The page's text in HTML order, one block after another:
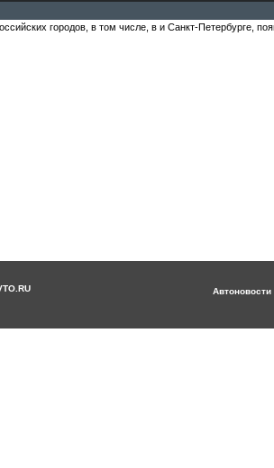
городов, в том числе, в и Санкт-Петербурге,
Автоновости